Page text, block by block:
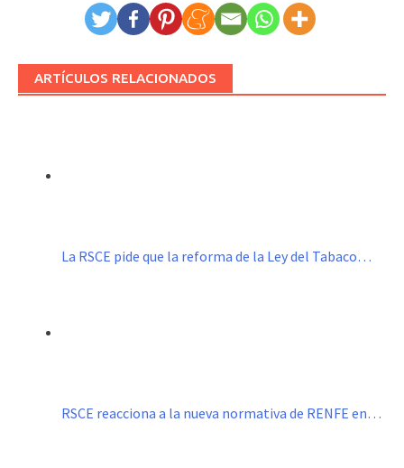
ARTÍCULOS RELACIONADOS
La RSCE pide que la reforma de la Ley del Tabaco…
RSCE reacciona a la nueva normativa de RENFE en…